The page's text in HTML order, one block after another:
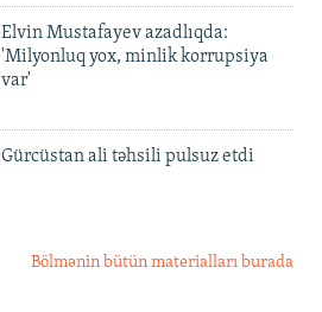
Elvin Mustafayev azadlıqda:
'Milyonluq yox, minlik korrupsiya
var'
Gürcüstan ali təhsili pulsuz etdi
Bölmənin bütün materialları burada